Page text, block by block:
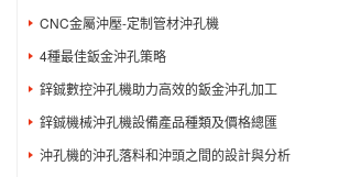
CNC金屬沖壓-定制管材沖孔機
4種最佳鈑金沖孔策略
鋅鋮數控沖孔機助力高效的鈑金沖孔加工
鋅鋮機械沖孔機設備產品種類及價格總匯
沖孔機的沖孔落料和沖頭之間的設計與分析